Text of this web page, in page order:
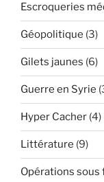
Escroqueries
Géopolitique (3)
Gilets jaunes (6)
Guerre en Syrie
Hyper Cacher (4)
Littérature (9)
Opérations sous